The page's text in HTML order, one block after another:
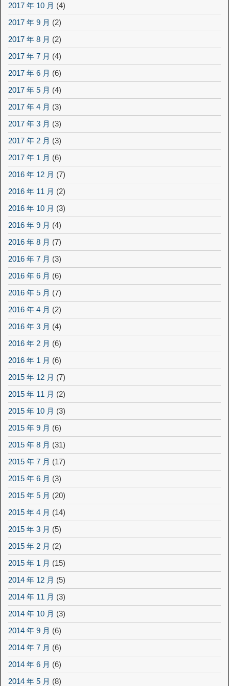
2017 年 10 月 (4)
2017 年 9 月 (2)
2017 年 8 月 (2)
2017 年 7 月 (4)
2017 年 6 月 (6)
2017 年 5 月 (4)
2017 年 4 月 (3)
2017 年 3 月 (3)
2017 年 2 月 (3)
2017 年 1 月 (6)
2016 年 12 月 (7)
2016 年 11 月 (2)
2016 年 10 月 (3)
2016 年 9 月 (4)
2016 年 8 月 (7)
2016 年 7 月 (3)
2016 年 6 月 (6)
2016 年 5 月 (7)
2016 年 4 月 (2)
2016 年 3 月 (4)
2016 年 2 月 (6)
2016 年 1 月 (6)
2015 年 12 月 (7)
2015 年 11 月 (2)
2015 年 10 月 (3)
2015 年 9 月 (6)
2015 年 8 月 (31)
2015 年 7 月 (17)
2015 年 6 月 (3)
2015 年 5 月 (20)
2015 年 4 月 (14)
2015 年 3 月 (5)
2015 年 2 月 (2)
2015 年 1 月 (15)
2014 年 12 月 (5)
2014 年 11 月 (3)
2014 年 10 月 (3)
2014 年 9 月 (6)
2014 年 7 月 (6)
2014 年 6 月 (6)
2014 年 5 月 (8)